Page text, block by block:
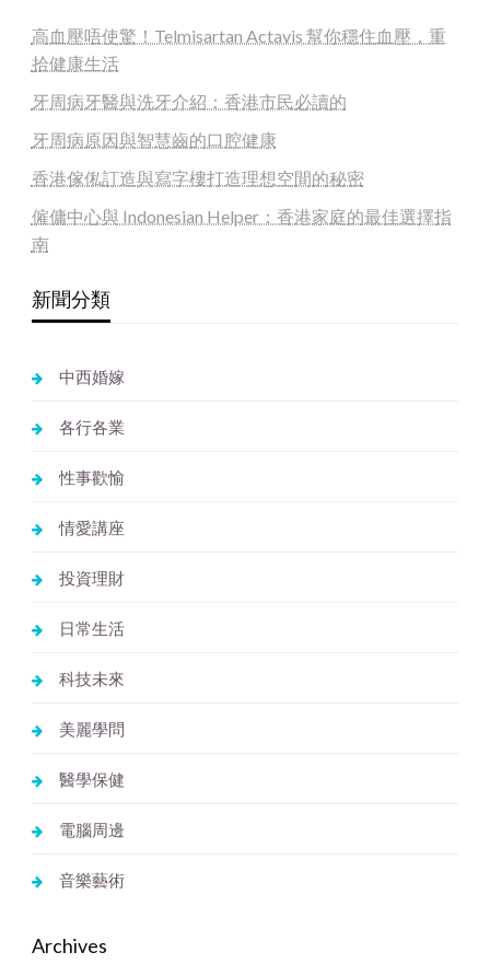
高血壓唔使驚！Telmisartan Actavis 幫你穩住血壓，重
拾健康生活
牙周病牙醫與洗牙介紹：香港市民必讀的
牙周病原因與智慧齒的口腔健康
香港傢俬訂造與寫字樓打造理想空間的秘密
僱傭中心與 Indonesian Helper：香港家庭的最佳選擇指
南
新聞分類
中西婚嫁
各行各業
性事歡愉
情愛講座
投資理財
日常生活
科技未來
美麗學問
醫學保健
電腦周邊
音樂藝術
Archives